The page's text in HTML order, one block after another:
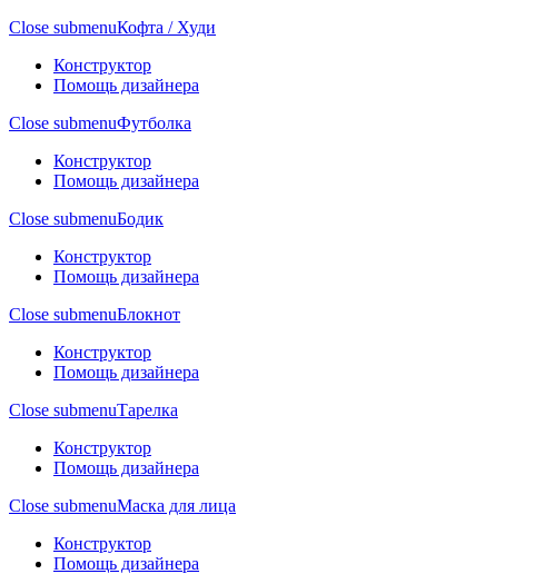
Close submenuКофта / Худи
Конструктор
Помощь дизайнера
Close submenuФутболка
Конструктор
Помощь дизайнера
Close submenuБодик
Конструктор
Помощь дизайнера
Close submenuБлокнот
Конструктор
Помощь дизайнера
Close submenuТарелка
Конструктор
Помощь дизайнера
Close submenuМаска для лица
Конструктор
Помощь дизайнера